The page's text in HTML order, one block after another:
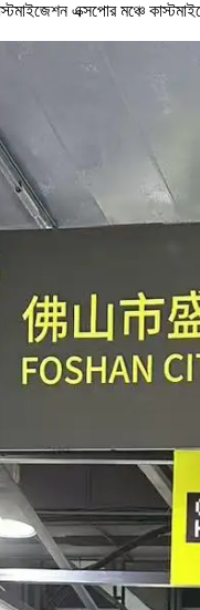
এক্সপোর মঞ্চে